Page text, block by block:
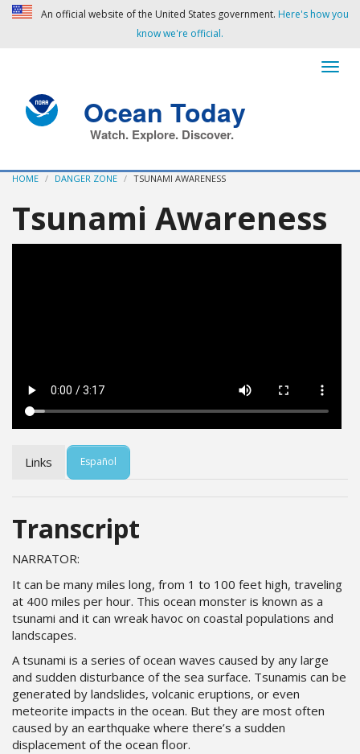
An official website of the United States government. Here's how you
know we're official.
Ocean Today
Watch. Explore. Discover.
HOME DANGER ZONE TSUNAMI AWARENESS
Tsunami Awareness
Links Español
Transcript
NARRATOR:
It can be many miles long, from 1 to 100 feet high, traveling
at 400 miles per hour. This ocean monster is known as a
tsunami and it can wreak havoc on coastal populations and
landscapes.
A tsunami is a series of ocean waves caused by any large
and sudden disturbance of the sea surface. Tsunamis can be
generated by landslides, volcanic eruptions, or even
meteorite impacts in the ocean. But they are most often
caused by an earthquake where there’s a sudden
displacement of the ocean floor.